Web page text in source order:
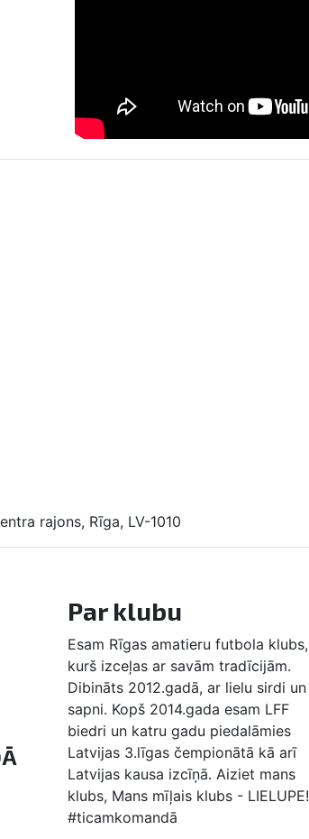
rajons, Rīga, LV-1010
Par klubu
Esam Rīgas amatieru futbola klubs,
kurš izceļas ar savām tradīcijām.
Dibināts 2012.gadā, ar lielu sirdi un
sapni. Kopš 2014.gada esam LFF
biedri un katru gadu piedalāmies
Latvijas 3.līgas čempionātā kā arī
Latvijas kausa izcīņā. Aiziet mans
klubs, Mans mīļais klubs - LIELUPE!
#ticamkomandā